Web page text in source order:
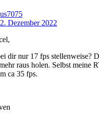
Dezember 2022
dir nur 17 fps stellenweise?
raus holen. Selbst meine
ca 35 fps.